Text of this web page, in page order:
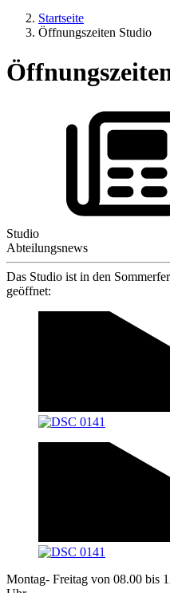
Startseite
Öffnungszeiten Studio
Studio
Abteilungsnews
Das Studio ist in den
geöffnet:
Montag- Freitag von 08.00 bis